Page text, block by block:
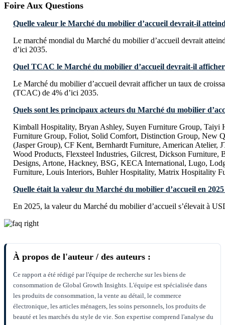
Foire Aux Questions
Quelle valeur le Marché du mobilier d’accueil devrait-il
Le marché mondial du Marché du mobilier d’accueil devrait
d’ici 2035.
Quel TCAC le Marché du mobilier d’accueil devrait-il afficher
Le Marché du mobilier d’accueil devrait afficher un taux de
(TCAC) de 4% d’ici 2035.
Quels sont les principaux acteurs du Marché du mobilier
Kimball Hospitality, Bryan Ashley, Suyen Furniture Group, Taiyi
Furniture Group, Foliot, Solid Comfort, Distinction Group, New
(Jasper Group), CF Kent, Bernhardt Furniture, American Atelier,
Wood Products, Flexsteel Industries, Gilcrest, Dickson Furniture,
Designs, Artone, Hackney, BSG, KECA International, Lugo,
Furniture, Louis Interiors, Buhler Hospitality, Matrix Hospitality
Quelle était la valeur du Marché du mobilier d’accueil en
En 2025, la valeur du Marché du mobilier d’accueil s’élevait à
À propos de l'auteur / des auteurs :
Ce rapport a été rédigé par l'équipe de recherche sur les biens de
consommation de Global Growth Insights. L'équipe est spécialisée dans
les produits de consommation, la vente au détail, le commerce
électronique, les articles ménagers, les soins personnels, los produits de
beauté et les marchés du style de vie. Son expertise comprend l'analyse du